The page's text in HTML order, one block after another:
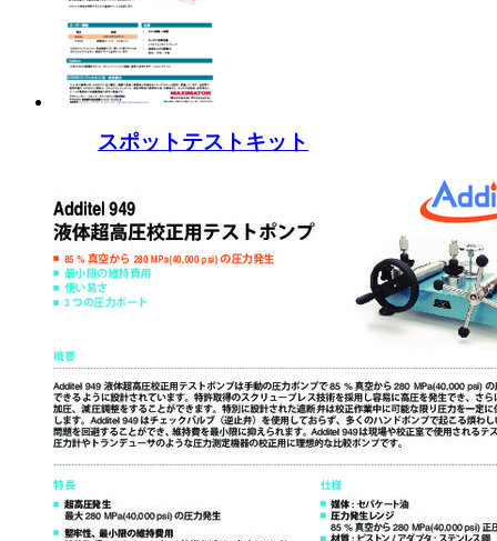
スポットテストキット